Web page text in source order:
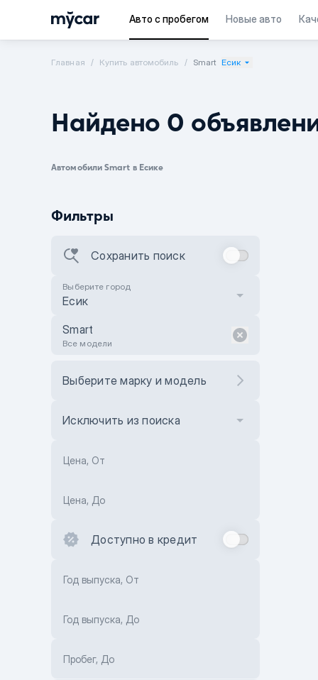
Авто с пробегом Новые авто
Главная Купить автомобиль Smart Есик
Найдено 0
Автомобили Smart в Есике
Фильтры
Сохранить поиск
Выберите город
Есик
Smart
Все модели
Выберите марку и модель
Исключить из поиска
Цена, От
Цена, До
Доступно в кредит
Год выпуска, От
Год выпуска, До
Пробег, До